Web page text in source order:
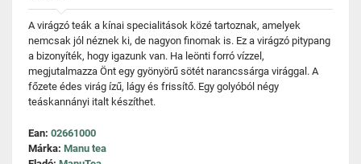
A virágzó teák a kínai specialitások közé tartoznak, amelyek
nemcsak jól néznek ki, de nagyon finomak is. Ez a virágzó pitypang
a bizonyíték, hogy igazunk van. Ha leönti forró vízzel,
megjutalmazza Önt egy gyönyörű sötét narancssárga virággal. A
főzete édes virág ízű, lágy és frissítő. Egy golyóból négy
teáskannányi italt készíthet.
Ean: 02661000
Márka: Manu tea